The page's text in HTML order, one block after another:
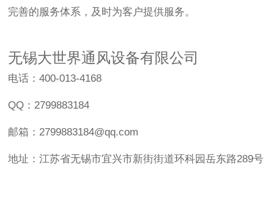
完善的服务体系，及时为客户提供服务。
无锡大世界通风设备有限公司
电话：400-013-4168
QQ：2799883184
邮箱：2799883184@qq.com
地址：江苏省无锡市宜兴市新街街道环科园岳东路289号